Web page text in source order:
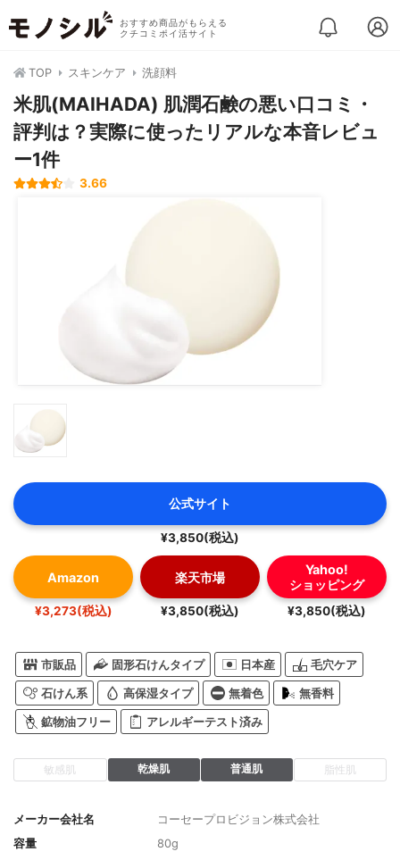
おすすめ商品がもらえる
クチコミポイ活サイト
TOP スキンケア 洗顔料
米肌(MAIHADA) 肌潤石鹸の悪い口コミ・
評判は？実際に使ったリアルな本音レビュ
ー1件
3.66
公式サイト
¥3,850(税込)
Amazon
¥3,273(税込)
楽天市場
¥3,850(税込)
Yahoo!
ショッピング
¥3,850(税込)
市販品 固形石けんタイプ 日本産 毛穴ケア
石けん系 高保湿タイプ 無着色 無香料
鉱物油フリー アレルギーテスト済み
敏感肌 乾燥肌 普通肌 脂性肌
メーカー会社名
コーセープロビジョン株式会社
容量
80g